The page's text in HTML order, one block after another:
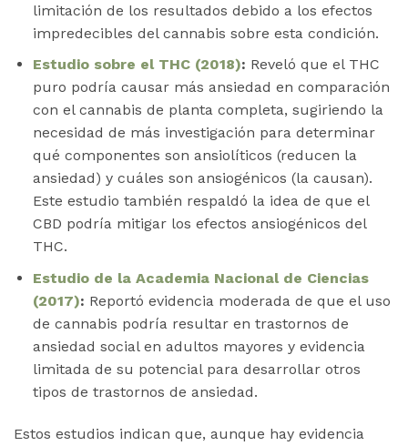
limitación de los resultados debido a los efectos
impredecibles del cannabis sobre esta condición.
Estudio sobre el THC (2018): Reveló que el THC
puro podría causar más ansiedad en comparación
con el cannabis de planta completa, sugiriendo la
necesidad de más investigación para determinar
qué componentes son ansiolíticos (reducen la
ansiedad) y cuáles son ansiogénicos (la causan).
Este estudio también respaldó la idea de que el
CBD podría mitigar los efectos ansiogénicos del
THC.
Estudio de la Academia Nacional de Ciencias
(2017): Reportó evidencia moderada de que el uso
de cannabis podría resultar en trastornos de
ansiedad social en adultos mayores y evidencia
limitada de su potencial para desarrollar otros
tipos de trastornos de ansiedad.
Estos estudios indican que, aunque hay evidencia